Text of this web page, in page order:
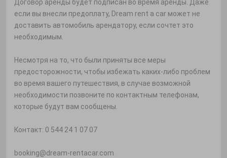
Договор аренды будет подписан во время аренды. Даже
если вы внесли предоплату, Dream rent a car может не
доставить автомобиль арендатору, если сочтет это
необходимым.
Несмотря на то, что были приняты все меры
предосторожности, чтобы избежать каких-либо проблем
во время вашего путешествия, в случае возможной
необходимости позвоните по контактным телефонам,
которые будут вам сообщены.
Контакт: 0 544 24 1 07 07
booking@dream-rentacar.com